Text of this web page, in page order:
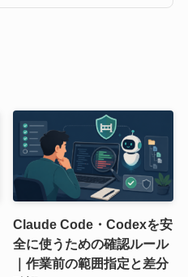
Claude Code・Codexを安
全に使うための確認ルール
｜作業前の範囲指定と差分